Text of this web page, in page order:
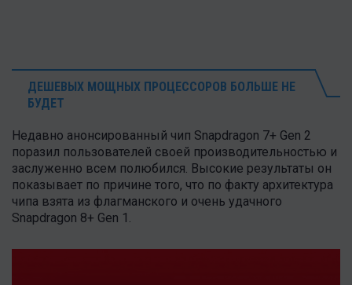
ДЕШЕВЫХ МОЩНЫХ ПРОЦЕССОРОВ БОЛЬШЕ НЕ
БУДЕТ
Недавно анонсированный чип Snapdragon 7+ Gen 2
поразил пользователей своей производительностью и
заслуженно всем полюбился. Высокие результаты он
показывает по причине того, что по факту архитектура
чипа взята из флагманского и очень удачного
Snapdragon 8+ Gen 1.